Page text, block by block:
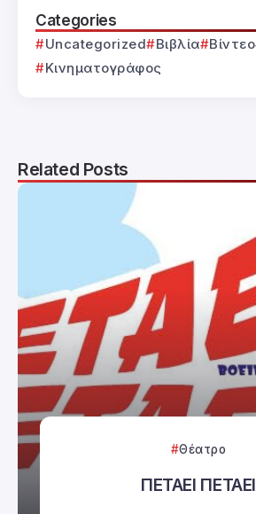
Categories
Uncategorized Βιβλία Βίντεο
Κινηματογράφος
Related Posts
Θέατρο
ΠΕΤΑΕΙ ΠΕΤΑΕΙ